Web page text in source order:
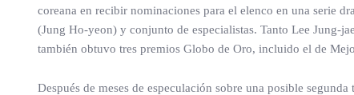
coreana en recibir nominaciones para el elenco en una serie
(Jung Ho-yeon) y conjunto de especialistas. Tanto Lee Jung-
también obtuvo tres premios Globo de Oro, incluido el de
Después de meses de especulación sobre una posible segunda